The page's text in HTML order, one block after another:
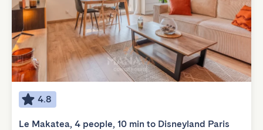
4.8
Le Makatea, 4 people, 10 min to Disneyland Paris